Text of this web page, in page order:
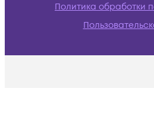
Политика обработки